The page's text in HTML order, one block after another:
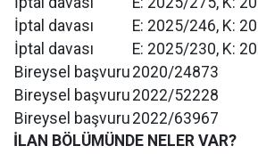
İptal davası
E: 2025/246, K:
İptal davası
E: 2025/230, K:
Bireysel başvuru 2020/24873
Bireysel başvuru 2022/52228
Bireysel başvuru 2022/63967
İLAN BÖLÜMÜNDE NELER VAR?